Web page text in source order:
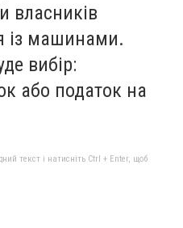
власників
із машинами.
вибір:
або податок на
текст і натисніть Ctrl + Enter, щоб